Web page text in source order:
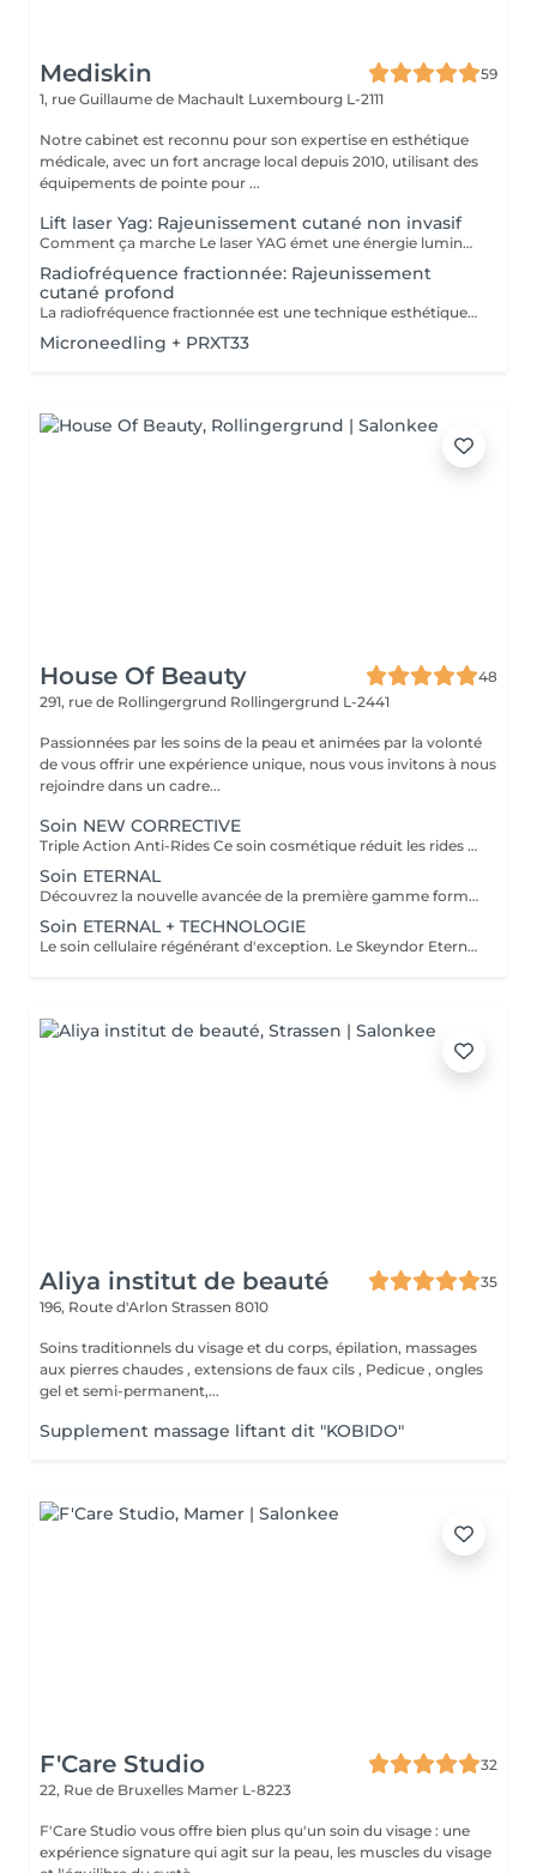
Mediskin
59
1, rue Guillaume de Machault Luxembourg L-2111
Notre cabinet est reconnu pour son expertise en esthétique
médicale, avec un fort ancrage local depuis 2010, utilisant des
équipements de pointe pour ...
Lift laser Yag: Rajeunissement cutané non invasif
Comment ça marche Le laser YAG émet une énergie lumineuse concentrée qui chauffe les couches profondes de la peau, stimulant ainsi la production de collagène. Cela aide à raffermir la peau et à améliorer sa texture et sa fermeté. Longueur d'onde : Fonctionne à une longueur d'onde de 1064 nm Avantages Non invasif: Pas de chirurgie ni d'incisions nécessaires. Temps de récupération minimal: La plupart des gens peuvent reprendre leurs activités normales immédiatement. Efficace: Réduit l'apparence des rides, des ridules et du relâchement cutané. Sûr: Généralement considéré comme sûr avec un faible risque de complications. Détails de la procédure Préparation: Évitez l'exposition au soleil avant le traitement. Pendant la procédure: La zone à traiter est nettoyée. Le laser YAG est passé sur la peau, délivrant de l'énergie de manière contrôlée. Après le traitement: Quelques rougeurs ou gonflements peuvent survenir, mais ils disparaissent généralement en quelques jours. Récupération Soins immédiats: Évitez l'exposition directe au soleil et utilisez un écran solaire pendant quelques semaines. Résultats à long terme: Les résultats complets peuvent prendre plusieurs mois car la production de collagène continue.
Radiofréquence fractionnée: Rajeunissement
cutané profond
La radiofréquence fractionnée est une technique esthétique qui utilise des ondes électromagnétiques pour chauffer les couches profondes de la peau. Cela stimule la production de collagène et raffermit la peau, améliorant ainsi sa texture et réduisant les signes de vieillissement. Avantages : -Raffermissement de la peau. -Réduction des rides et des cicatrices. -Amélioration de la texture de la peau. Adaptabilité : -La radiofréquence fractionnée est adaptée pour tous les types de peaux Complément de Soin: - Pour optimiser les résultats du soin et limiter l'éviction sociale, une séance de luminothérapie est incluse. Celle-ci aide à réduire les inflammations, stimuler la production de collagène et améliorer la cicatrisation de la peau. Contre-indications : -Déconseillé aux femmes enceintes ou allaitantes. Lors de la première séance, nous établirons ensemble vos objectifs et déterminerons le type de soin le plus adapté à votre peau. Pour toute question, contactez-nous ou réservez un rendez-vous conseil gratuit.
Microneedling + PRXT33
House Of Beauty
48
291, rue de Rollingergrund Rollingergrund L-2441
Passionnées par les soins de la peau et animées par la volonté
de vous offrir une expérience unique, nous vous invitons à nous
rejoindre dans un cadre...
Soin NEW CORRECTIVE
Triple Action Anti-Rides Ce soin cosmétique réduit les rides profondes et les rides d'expression rapidement et efficacement. L'innovante combinaison de trois mécanismes d'action dans un même soin ( Nouveau pouvoir Peeling, Effet combleur plus puissant et effet décontractant plus puissant ) produisent un effet lissant sur les rides les plus profondes. Les rides disparaissent naturellement et progressivement dès la première séance
Soin ETERNAL
Découvrez la nouvelle avancée de la première gamme formulée à partir de cellules souches végétales. Le soin ETERNAL stimule la régénération de toutes les couches de la peau et inverse le processus de vieillissement cellulaire. Sa combinaison de cellules souches végétales stimulent les cellules souches dermo-épidermiques et hypodermiques de la peau, essentielles au maintient de la densité et de l'épaisseur d'une peau jeune. Une peau rajeunie et redensifiée
Soin ETERNAL + TECHNOLOGIE
Le soin cellulaire régénérant d'exception. Le Skeyndor Eternal stimule la vitalité et la longévité des cellules grâce à la puissance des cellules souches végétales et d'actifs hautement nourrissants. Associé à une technologie avancée au choix, ce soin agit en profondeur pour régénérer, raffermir et redonner éclat à la peau. Peau plus ferme, dense et nourrie en profondeur. Rides et ridules visiblement atténuées, teint éclatant, lumineux et revitalisant. Effet jeunesse visible dès la 1 séance Idéal pour: Peaux matures, sèches ou en perte de densité Teints ternes ou fatigués En cure pour un résultat jeunesse durable
Aliya institut de beauté
35
196, Route d'Arlon Strassen 8010
Soins traditionnels du visage et du corps, épilation, massages
aux pierres chaudes , extensions de faux cils , Pedicue , ongles
gel et semi-permanent,...
Supplement massage liftant dit "KOBIDO"
F'Care Studio
32
22, Rue de Bruxelles Mamer L-8223
F'Care Studio vous offre bien plus qu'un soin du visage : une
expérience signature qui agit sur la peau, les muscles du visage